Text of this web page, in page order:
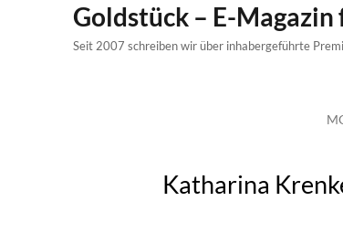
Goldstück – E-
Seit 2007 schreiben wir über inhabergeführte
Katharina